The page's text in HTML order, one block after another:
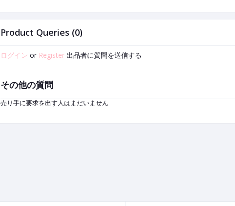
Product Queries (0)
ログイン or Register 出品者に質問を送信する
その他の質問
売り手に要求を出す人はまだいません